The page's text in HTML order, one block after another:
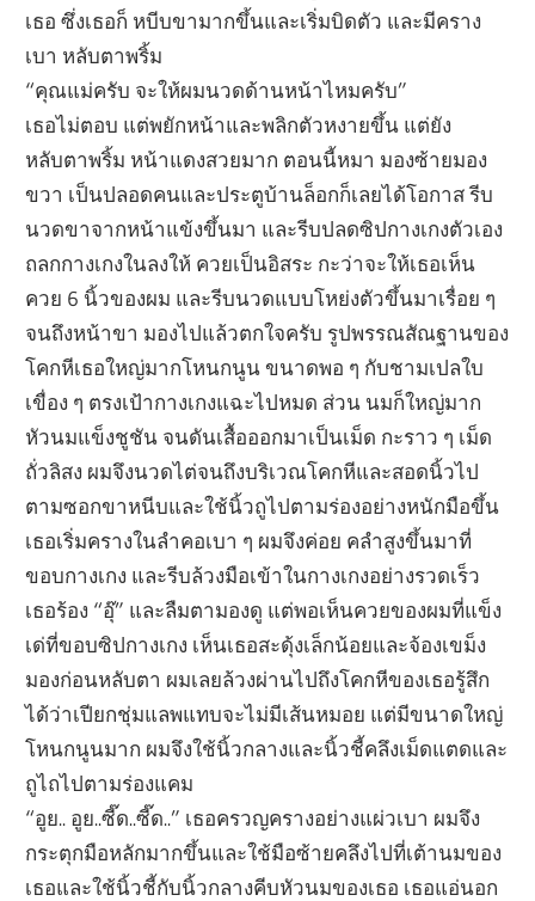
เธอ ซึ่งเธอก็ หบีบขามากขึ้นและเริ่มบิดตัว และมีคราง
เบา หลับตาพริ้ม
“คุณแม่ครับ จะให้ผมนวดด้านหน้าไหมครับ”
เธอไม่ตอบ แต่พยักหน้าและพลิกตัวหงายขึ้น แต่ยัง
หลับตาพริ้ม หน้าแดงสวยมาก ตอนนี้หมา มองซ้ายมอง
ขวา เป็นปลอดคนและประตูบ้านล็อกก็เลยได้โอกาส รีบ
นวดขาจากหน้าแข้งขึ้นมา และรีบปลดซิปกางเกงตัวเอง
ถลกกางเกงในลงให้ ควยเป็นอิสระ กะว่าจะให้เธอเห็น
ควย 6 นิ้วของผม และรีบนวดแบบโหย่งตัวขึ้นมาเรื่อย ๆ
จนถึงหน้าขา มองไปแล้วตกใจครับ รูปพรรณสัณฐานของ
โคกหีเธอใหญ่มากโหนกนูน ขนาดพอ ๆ กับชามเปลใบ
เขื่อง ๆ ตรงเป้ากางเกงแฉะไปหมด ส่วน นมก็ใหญ่มาก
หัวนมแข็งชูชัน จนดันเสื้อออกมาเป็นเม็ด กะราว ๆ เม็ด
ถั่วลิสง ผมจึงนวดไต่จนถึงบริเวณโคกหีและสอดนิ้วไป
ตามซอกขาหนีบและใช้นิ้วถูไปตามร่องอย่างหนักมือขึ้น
เธอเริ่มครางในลำคอเบา ๆ ผมจึงค่อย คลำสูงขึ้นมาที่
ขอบกางเกง และรีบล้วงมือเข้าในกางเกงอย่างรวดเร็ว
เธอร้อง “อุ๊” และลืมตามองดู แต่พอเห็นควยของผมที่แข็ง
เด่ที่ขอบซิปกางเกง เห็นเธอสะดุ้งเล็กน้อยและจ้องเขม็ง
มองก่อนหลับตา ผมเลยล้วงผ่านไปถึงโคกหีของเธอรู้สึก
ได้ว่าเปียกชุ่มแลพแทบจะไม่มีเส้นหมอย แต่มีขนาดใหญ่
โหนกนูนมาก ผมจึงใช้นิ้วกลางและนิ้วชี้คลึงเม็ดแตดและ
ถูไถไปตามร่องแคม
“อูย.. อูย..ซี๊ด..ซี๊ด..” เธอครวญครางอย่างแผ่วเบา ผมจึง
กระตุกมือหลักมากขึ้นและใช้มือซ้ายคลึงไปที่เต้านมของ
เธอและใช้นิ้วชี้กับนิ้วกลางคีบหัวนมของเธอ เธอแอ่นอก